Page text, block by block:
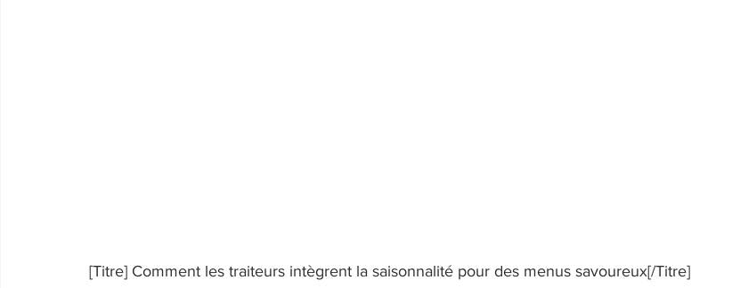
[Titre] Comment les traiteurs intègrent la saisonnalité pour des menus savoureux[/Titre]